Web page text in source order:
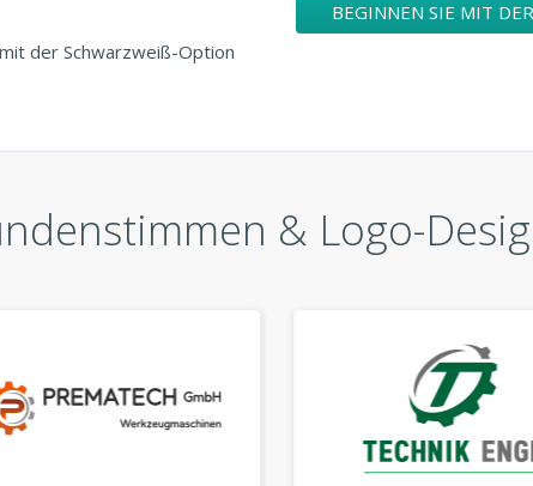
der Schwarzweiß-Option
BEGINNEN SIE MIT
& Logo-